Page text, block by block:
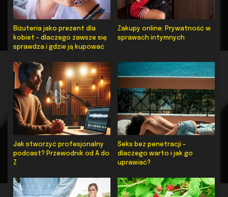
Biżuteria jako prezent dla
kobiet – dlaczego zawsze się
sprawdza i gdzie ją kupować
Zakupy online: Prywatność w
sprawach intymnych
Jak stworzyć profesjonalny
podcast? Przewodnik od A do
Z
Seks bez penetracji –
dlaczego warto i jak go
uprawiać?